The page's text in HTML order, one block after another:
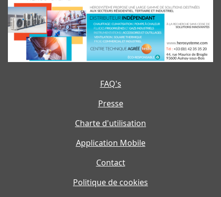
FAQ's
Presse
Charte d'utilisation
Application Mobile
Contact
Politique de cookies